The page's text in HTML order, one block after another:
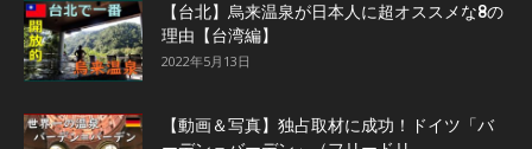
【台北】烏来温泉が日本人に超オススメな8の
理由【台湾編】
2022年5月13日
【動画＆写真】独占取材に成功！ドイツ「バ